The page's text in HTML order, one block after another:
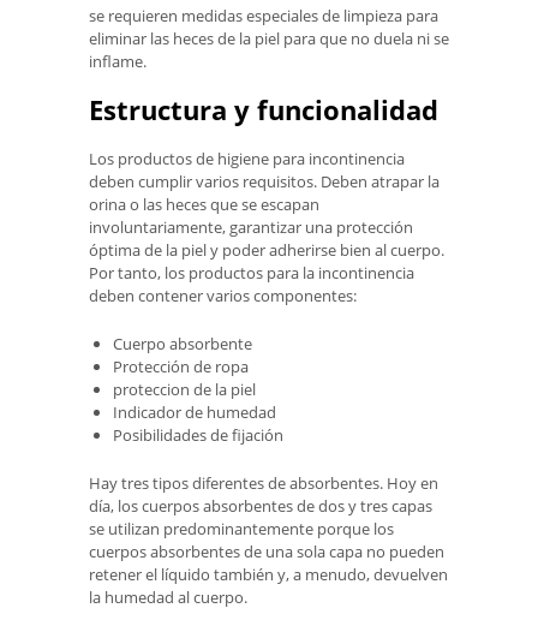
se requieren medidas especiales de limpieza para
eliminar las heces de la piel para que no duela ni se
inflame.
Estructura y funcionalidad
Los productos de higiene para incontinencia
deben cumplir varios requisitos. Deben atrapar la
orina o las heces que se escapan
involuntariamente, garantizar una protección
óptima de la piel y poder adherirse bien al cuerpo.
Por tanto, los productos para la incontinencia
deben contener varios componentes:
Cuerpo absorbente
Protección de ropa
proteccion de la piel
Indicador de humedad
Posibilidades de fijación
Hay tres tipos diferentes de absorbentes. Hoy en
día, los cuerpos absorbentes de dos y tres capas
se utilizan predominantemente porque los
cuerpos absorbentes de una sola capa no pueden
retener el líquido también y, a menudo, devuelven
la humedad al cuerpo.